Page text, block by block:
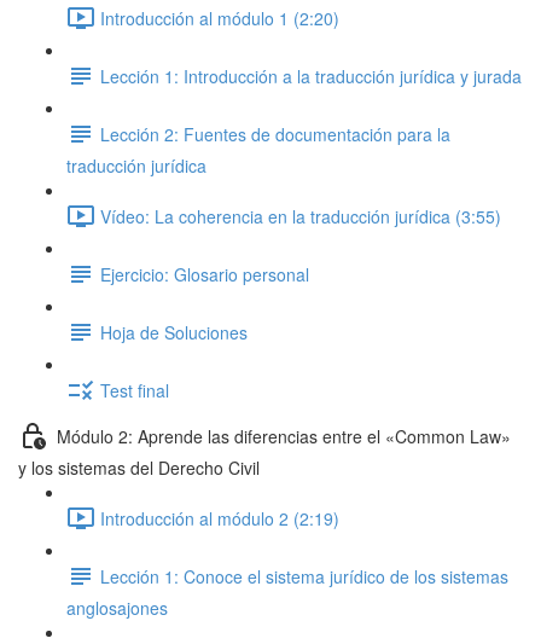
Introducción al módulo 1 (2:20)
Lección 1: Introducción a la traducción jurídica y jurada
Lección 2: Fuentes de documentación para la
traducción jurídica
Vídeo: La coherencia en la traducción jurídica (3:55)
Ejercicio: Glosario personal
Hoja de Soluciones
Test final
Módulo 2: Aprende las diferencias entre el «Common Law»
y los sistemas del Derecho Civil
Introducción al módulo 2 (2:19)
Lección 1: Conoce el sistema jurídico de los sistemas
anglosajones